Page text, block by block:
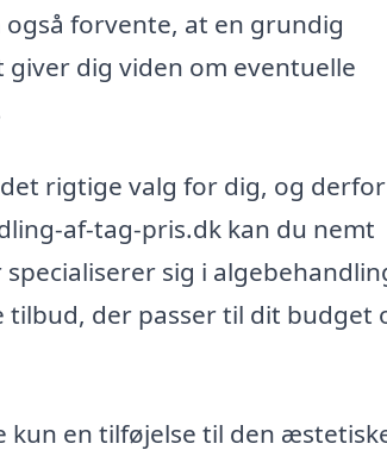
forvente, at en grundig
dig viden om eventuelle
rigtige valg for dig, og
af-tag-pris.dk kan du nemt
sig i
tilbud, der passer til dit budget
kun en tilføjelse til den